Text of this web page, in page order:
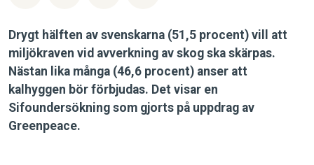
Drygt hälften av svenskarna (51,5 procent) vill att
miljökraven vid avverkning av skog ska skärpas.
Nästan lika många (46,6 procent) anser att
kalhyggen bör förbjudas. Det visar en
Sifoundersökning som gjorts på uppdrag av
Greenpeace.